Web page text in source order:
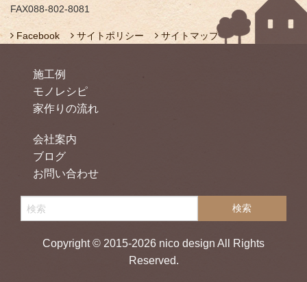
FAX088-802-8081
Facebook サイトポリシー サイトマップ
施工例
モノレシピ
家作りの流れ
会社案内
ブログ
お問い合わせ
Copyright © 2015-2026 nico design All Rights
Reserved.